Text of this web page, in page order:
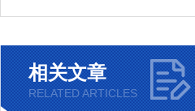
相关文章
RELATED ARTICLES